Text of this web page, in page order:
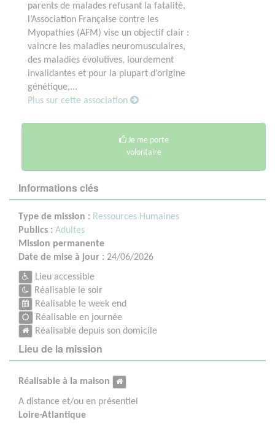
parents de malades refusant la fatalité,
l’Association Française contre les
Myopathies (AFM) vise un objectif clair :
vaincre les maladies neuromusculaires,
des maladies évolutives, lourdement
invalidantes et pour la plupart d’origine
génétique,...
Plus sur cette association
Je me porte
volontaire
Informations clés
Type de mission : Ressources Humaines
Publics : Adultes
Mission permanente
Date de mise à jour : 24/06/2026
Lieu accessible
Réalisable le soir
Réalisable le week end
Réalisable en journée
Réalisable depuis son domicile
Lieu de la mission
Réalisable à la maison
A distance et/ou en présentiel
Loire-Atlantique